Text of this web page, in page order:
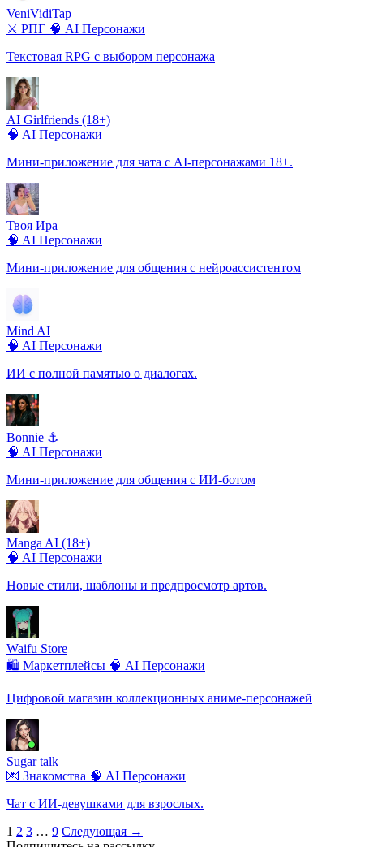
VeniVidiTap
⚔️ РПГ 🧠 AI Персонажи
Текстовая RPG с выбором персонажа
AI Girlfriends (18+)
🧠 AI Персонажи
Мини-приложение для чата с AI-персонажами 18+.
Твоя Ира
🧠 AI Персонажи
Мини-приложение для общения с нейроассистентом
Mind AI
🧠 AI Персонажи
ИИ с полной памятью о диалогах.
Bonnie ⚓️
🧠 AI Персонажи
Мини-приложение для общения с ИИ-ботом
Manga AI (18+)
🧠 AI Персонажи
Новые стили, шаблоны и предпросмотр артов.
Waifu Store
🛍️ Маркетплейсы 🧠 AI Персонажи
Цифровой магазин коллекционных аниме-персонажей
Sugar talk
💌 Знакомства 🧠 AI Персонажи
Чат с ИИ-девушками для взрослых.
Пагинация
1 2 3 … 9 Следующая →